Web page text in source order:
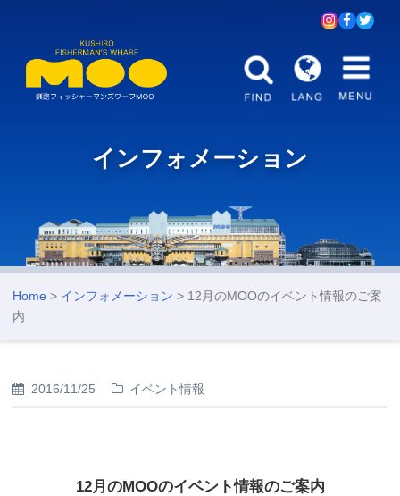
インフォメーション
Home > インフォメーション > 12月のMOOのイベント情報のご案
内
2016/11/25 イベント情報
12月のMOOのイベント情報のご案内